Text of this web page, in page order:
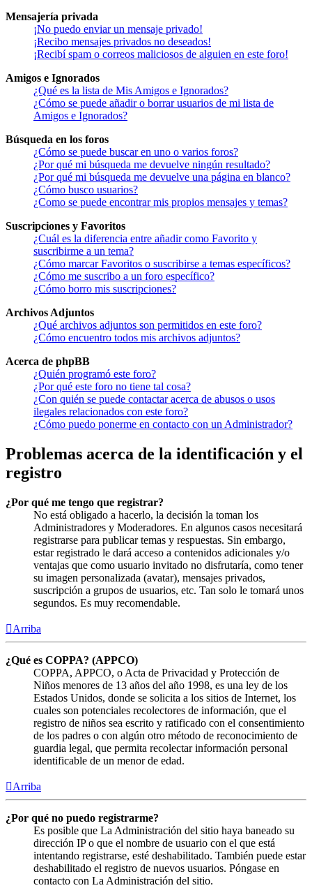
Mensajería privada
¡No puedo enviar un mensaje privado!
¡Recibo mensajes privados no deseados!
¡Recibí spam o correos maliciosos de alguien en este foro!
Amigos e Ignorados
¿Qué es la lista de Mis Amigos e Ignorados?
¿Cómo se puede añadir o borrar usuarios de mi lista de
Amigos e Ignorados?
Búsqueda en los foros
¿Cómo se puede buscar en uno o varios foros?
¿Por qué mi búsqueda me devuelve ningún resultado?
¿Por qué mi búsqueda me devuelve una página en blanco?
¿Cómo busco usuarios?
¿Como se puede encontrar mis propios mensajes y temas?
Suscripciones y Favoritos
¿Cuál es la diferencia entre añadir como Favorito y
suscribirme a un tema?
¿Cómo marcar Favoritos o suscribirse a temas específicos?
¿Cómo me suscribo a un foro específico?
¿Cómo borro mis suscripciones?
Archivos Adjuntos
¿Qué archivos adjuntos son permitidos en este foro?
¿Cómo encuentro todos mis archivos adjuntos?
Acerca de phpBB
¿Quién programó este foro?
¿Por qué este foro no tiene tal cosa?
¿Con quién se puede contactar acerca de abusos o usos
ilegales relacionados con este foro?
¿Cómo puedo ponerme en contacto con un Administrador?
Problemas acerca de la identificación y el
registro
¿Por qué me tengo que registrar?
No está obligado a hacerlo, la decisión la toman los
Administradores y Moderadores. En algunos casos necesitará
registrarse para publicar temas y respuestas. Sin embargo,
estar registrado le dará acceso a contenidos adicionales y/o
ventajas que como usuario invitado no disfrutaría, como tener
su imagen personalizada (avatar), mensajes privados,
suscripción a grupos de usuarios, etc. Tan solo le tomará unos
segundos. Es muy recomendable.
Arriba
¿Qué es COPPA? (APPCO)
COPPA, APPCO, o Acta de Privacidad y Protección de
Niños menores de 13 años del año 1998, es una ley de los
Estados Unidos, donde se solicita a los sitios de Internet, los
cuales son potenciales recolectores de información, que el
registro de niños sea escrito y ratificado con el consentimiento
de los padres o con algún otro método de reconocimiento de
guardia legal, que permita recolectar información personal
identificable de un menor de edad.
Arriba
¿Por qué no puedo registrarme?
Es posible que La Administración del sitio haya baneado su
dirección IP o que el nombre de usuario con el que está
intentando registrarse, esté deshabilitado. También puede estar
deshabilitado el registro de nuevos usuarios. Póngase en
contacto con La Administración del sitio.